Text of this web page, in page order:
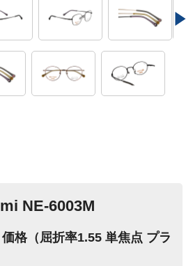
NE-6003M
価格（屈折率1.55 単焦点 プラ